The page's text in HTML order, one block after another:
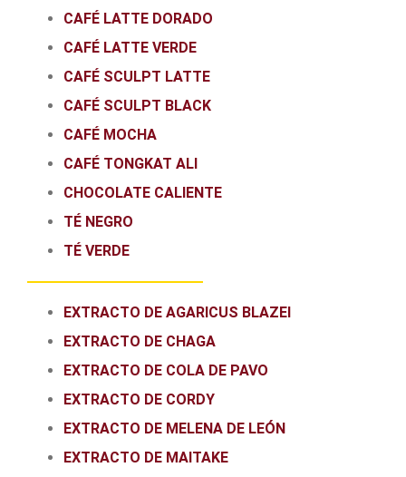
CAFÉ LATTE DORADO
CAFÉ LATTE VERDE
CAFÉ SCULPT LATTE
CAFÉ SCULPT BLACK
CAFÉ MOCHA
CAFÉ TONGKAT ALI
CHOCOLATE CALIENTE
TÉ NEGRO
TÉ VERDE
EXTRACTO DE AGARICUS BLAZEI
EXTRACTO DE CHAGA
EXTRACTO DE COLA DE PAVO
EXTRACTO DE CORDY
EXTRACTO DE MELENA DE LEÓN
EXTRACTO DE MAITAKE